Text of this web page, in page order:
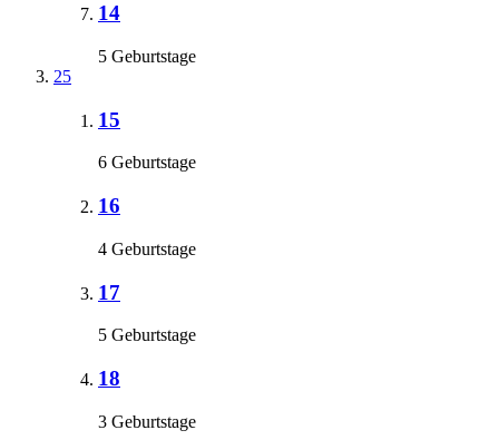
14
5 Geburtstage
25
15
6 Geburtstage
16
4 Geburtstage
17
5 Geburtstage
18
3 Geburtstage